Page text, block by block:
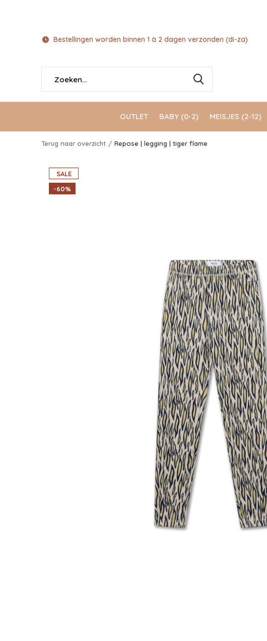
OUTLET BABY (0-2) MEISJES (2-12)
Bestellingen worden binnen 1 à 2 dagen verzonden (di-za)
Terug naar overzicht Repose | legging | tiger flame
SALE
-60%